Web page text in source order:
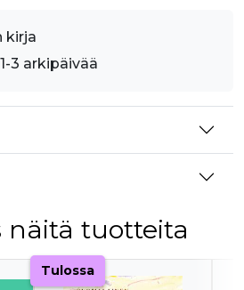
kirja
3 arkipäivää
näitä tuotteita
Tulossa